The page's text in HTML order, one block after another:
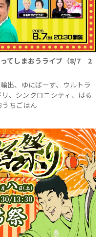
ってしまおうライブ（8/7 2
出、ゆにばーす、ウルトラ
、シンクロニシティ、はる
ちごはん